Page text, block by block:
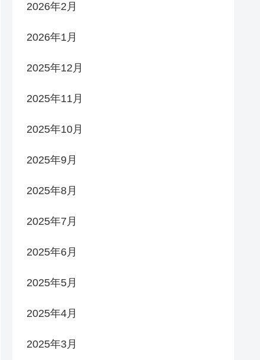
2026年2月
2026年1月
2025年12月
2025年11月
2025年10月
2025年9月
2025年8月
2025年7月
2025年6月
2025年5月
2025年4月
2025年3月